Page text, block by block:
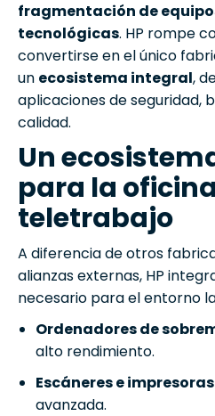
fragmentación de
tecnológicas. HP rompe
convertirse en el único
un ecosistema integral,
aplicaciones de seguridad,
calidad.
Un
para la
teletrabajo
A diferencia de otros
alianzas externas, HP
necesario para el entorno
Ordenadores de
alto rendimiento.
Escáneres e impresoras
avanzada.